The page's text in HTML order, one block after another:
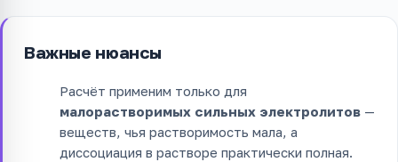
Важные нюансы
Расчёт применим только для
малорастворимых сильных электролитов —
веществ, чья растворимость мала, а
диссоциация в растворе практически полная.